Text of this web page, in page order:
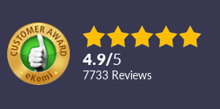
4.9/5
7733 reviews